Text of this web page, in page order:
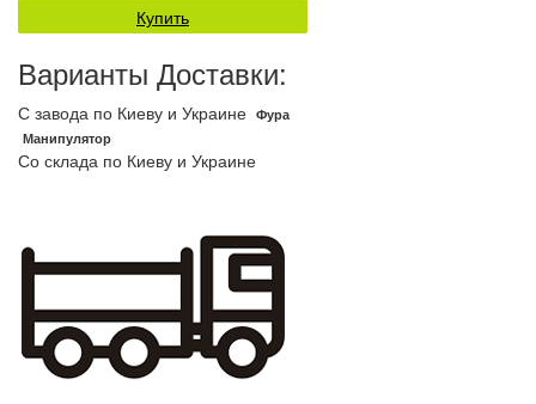
Купить
Варианты Доставки:
С завода по Киеву и Украине Фура
Манипулятор
Со склада по Киеву и Украине